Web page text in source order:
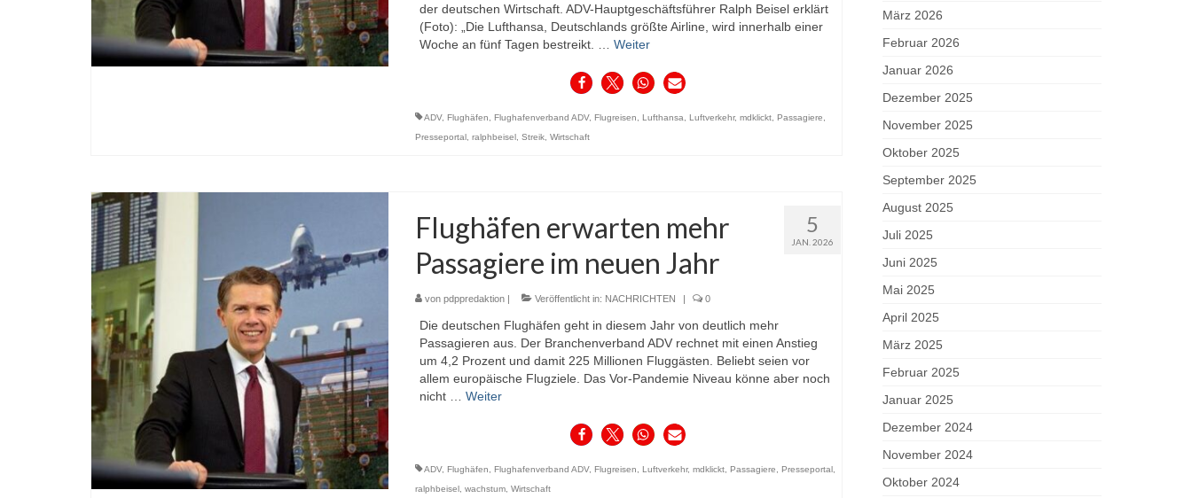
der deutschen Wirtschaft. ADV-Hauptgeschäftsführer Ralph Beisel erklärt
(Foto): „Die Lufthansa, Deutschlands größte Airline, wird innerhalb einer
Woche an fünf Tagen bestreikt. … Weiter
ADV, Flughäfen Flughafenverband ADV, Flugreisen Lufthansa Luftverkehr, mdklickt, Passagiere
Presseportal, ralphbeisel, Streik, Wirtschaft
5
JAN. 2026
Flughäfen erwarten mehr
Passagiere im neuen Jahr
von pdppredaktion| Veröffentlicht in: NACHRICHTEN | 0
Die deutschen Flughäfen geht in diesem Jahr von deutlich mehr
Passagieren aus. Der Branchenverband ADV rechnet mit einen Anstieg
um 4,2 Prozent und damit 225 Millionen Fluggästen. Beliebt seien vor
allem europäische Flugziele. Das Vor-Pandemie Niveau könne aber noch
nicht … Weiter
ADV, Flughäfen Flughafenverband ADV, Flugreisen Luftverkehr, mdklickt, Passagiere Presseportal,
ralphbeisel, wachstum, Wirtschaft
März 2026
Februar 2026
Januar 2026
Dezember 2025
November 2025
Oktober 2025
September 2025
August 2025
Juli 2025
Juni 2025
Mai 2025
April 2025
März 2025
Februar 2025
Januar 2025
Dezember 2024
November 2024
Oktober 2024